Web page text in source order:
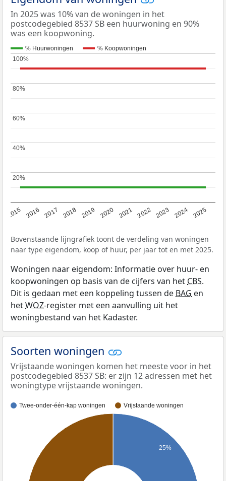
In 2025 was 10% van de woningen in het
postcodegebied 8537 SB een huurwoning en 90%
was een koopwoning.
% Huurwoningen % Koopwoningen
2015 2016 2017 2018 2019 2020 2021 2022 2023 2024 2025
20%
20%
40%
40%
60%
60%
80%
80%
100%
100%
Bovenstaande lijngrafiek toont de verdeling van woningen
naar type eigendom, koop of huur, per jaar tot en met 2025.
Woningen naar eigendom: Informatie over huur- en
koopwoningen op basis van de cijfers van het CBS.
Dit is gedaan met een koppeling tussen de BAG en
hetWOZ-register met een aanvulling uit het
woningbestand van het Kadaster.
Soorten woningen
Vrijstaande woningen komen het meeste voor in het
postcodegebied 8537 SB: er zijn 12 adressen met het
woningtype vrijstaande woningen.
Twee-onder-één-kap woningen Vrijstaande woningen
25%